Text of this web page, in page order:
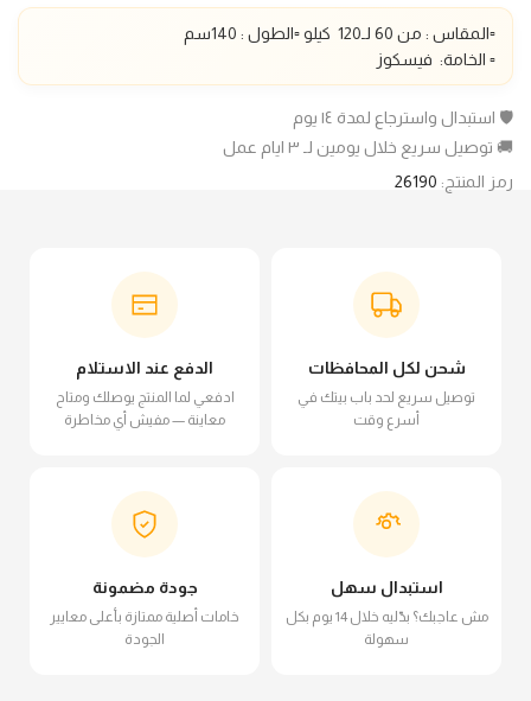
▫️المقاس : من 60 لـ1 20 كيلو ▫️الطول : 140سم
▫️ الخامة: فيسكوز
🛡️ استبدال واسترجاع لمدة ١٤ يوم
🚚 توصيل سريع خلال يومين لـ ٣ ايام عمل
رمز المنتج: 26190
شحن لكل المحافظات
توصيل سريع لحد باب بيتك في
أسرع وقت
الدفع عند الاستلام
ادفعي لما المنتج يوصلك ومتاح
معاينة — مفيش أي مخاطرة
استبدال سهل
مش عاجبك؟ بدّليه خلال 14 يوم بكل
سهولة
جودة مضمونة
خامات أصلية ممتازة بأعلى معايير
الجودة